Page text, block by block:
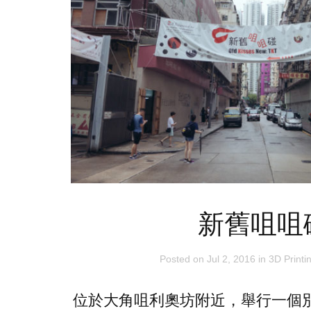
新舊咀咀
Posted on Jul 2, 2016 in 3D
位於大角咀利奧坊附近，舉行一個